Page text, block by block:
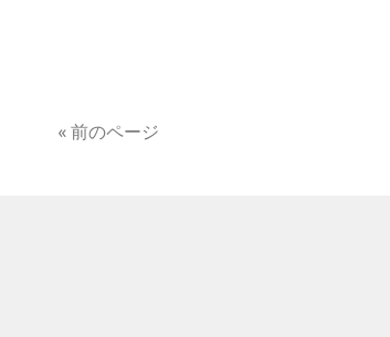
« 前のページ